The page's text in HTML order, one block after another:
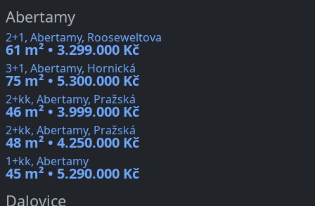
Abertamy
2+1, Abertamy, Rooseweltova
61 m² • 3.299.000 Kč
3+1, Abertamy, Hornická
75 m² • 5.300.000 Kč
2+kk, Abertamy, Pražská
46 m² • 3.999.000 Kč
2+kk, Abertamy, Pražská
48 m² • 4.250.000 Kč
1+kk, Abertamy
45 m² • 5.290.000 Kč
Dalovice